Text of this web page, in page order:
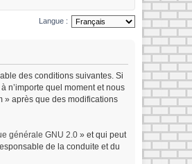
Langue :
des conditions suivantes. Si
n’importe quel moment et nous
» après que des modifications
générale GNU 2.0 » et qui peut
de la conduite et du